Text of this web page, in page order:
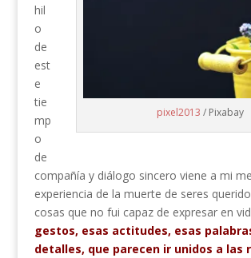
pixel2013 / Pixabay
hil
o
de
est
e
tie
mp
o
de
compañía y diálogo sincero viene a mi
experiencia de la muerte de seres
cosas que no fui capaz de expresar en
gestos, esas actitudes, esas
detalles, que parecen ir unidos a las